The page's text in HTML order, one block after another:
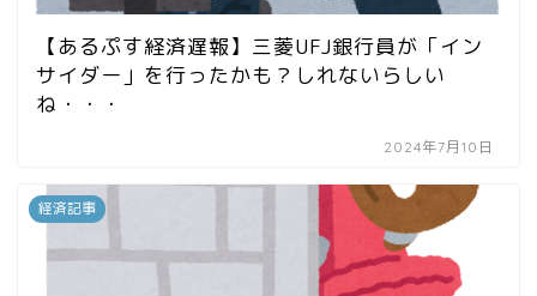
【あるぷす経済遅報】三菱UFJ銀行員が「イン
サイダー」を行ったかも？しれないらしい
ね・・・
2024年7月10日
経済記事